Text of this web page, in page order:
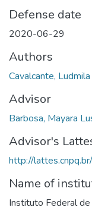
Defense date
2020-06-29
Authors
Cavalcante,
Advisor
Barbosa, Mayara
Advisor's
http://
Name of
Instituto Federal de